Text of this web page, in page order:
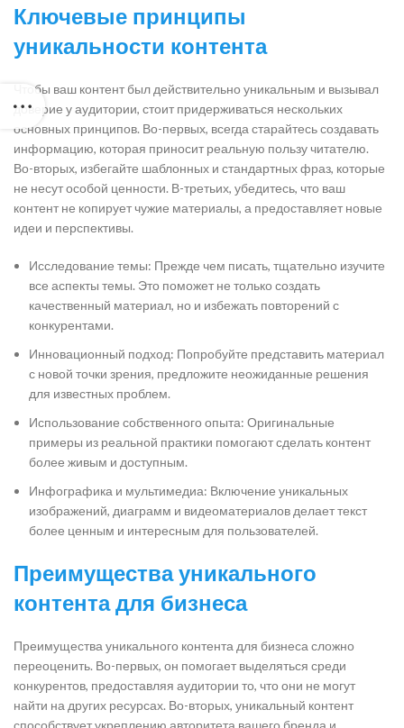
Ключевые принципы
уникальности контента
Чтобы ваш контент был действительно уникальным и вызывал
доверие у аудитории, стоит придерживаться нескольких
основных принципов. Во-первых, всегда старайтесь создавать
информацию, которая приносит реальную пользу читателю.
Во-вторых, избегайте шаблонных и стандартных фраз, которые
не несут особой ценности. В-третьих, убедитесь, что ваш
контент не копирует чужие материалы, а предоставляет новые
идеи и перспективы.
Исследование темы: Прежде чем писать, тщательно изучите
все аспекты темы. Это поможет не только создать
качественный материал, но и избежать повторений с
конкурентами.
Инновационный подход: Попробуйте представить материал
с новой точки зрения, предложите неожиданные решения
для известных проблем.
Использование собственного опыта: Оригинальные
примеры из реальной практики помогают сделать контент
более живым и доступным.
Инфографика и мультимедиа: Включение уникальных
изображений, диаграмм и видеоматериалов делает текст
более ценным и интересным для пользователей.
Преимущества уникального
контента для бизнеса
Преимущества уникального контента для бизнеса сложно
переоценить. Во-первых, он помогает выделяться среди
конкурентов, предоставляя аудитории то, что они не могут
найти на других ресурсах. Во-вторых, уникальный контент
способствует укреплению авторитета вашего бренда и